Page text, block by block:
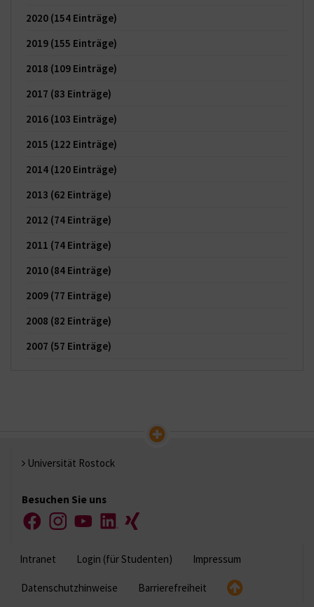
2020 (154 Einträge)
2019 (155 Einträge)
2018 (109 Einträge)
2017 (83 Einträge)
2016 (103 Einträge)
2015 (122 Einträge)
2014 (120 Einträge)
2013 (62 Einträge)
2012 (74 Einträge)
2011 (74 Einträge)
2010 (84 Einträge)
2009 (77 Einträge)
2008 (82 Einträge)
2007 (57 Einträge)
Universität Rostock
Besuchen Sie uns
FacebookInstagramYouTubeLinkedIn
Xing
Intranet Login (für Studenten) Impressum
Datenschutzhinweise Barrierefreiheit